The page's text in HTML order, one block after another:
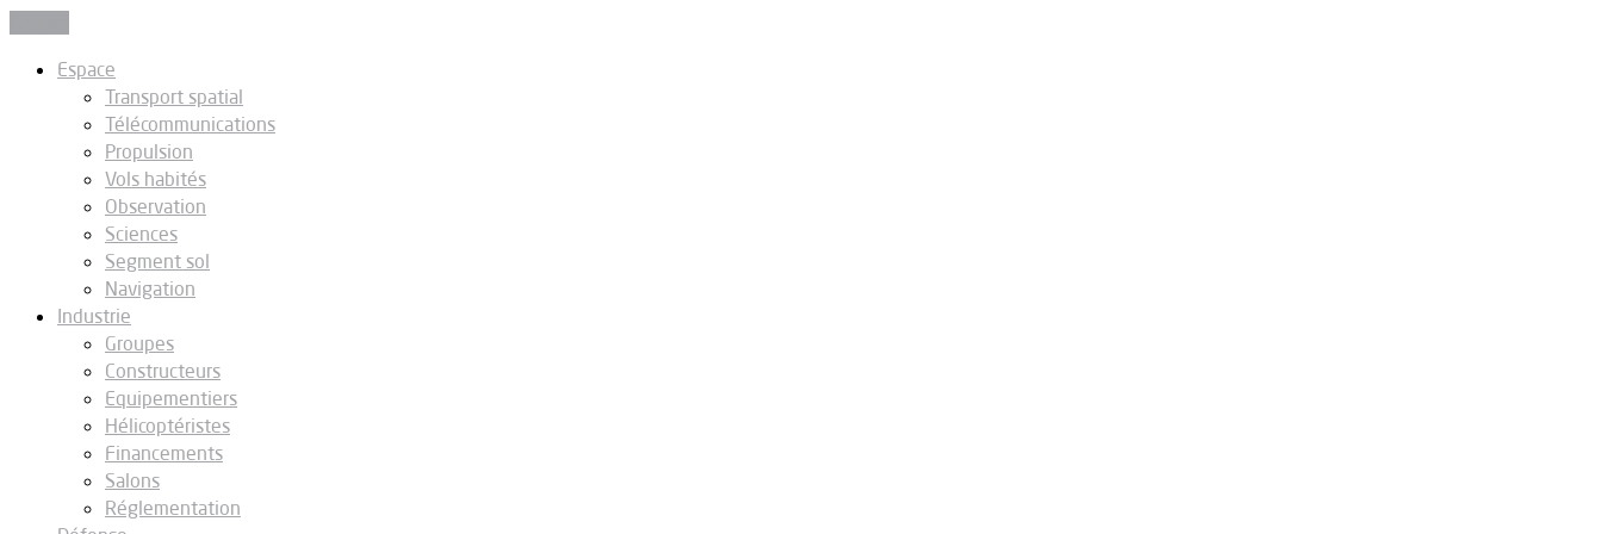
Espace
Transport spatial
Télécommunications
Propulsion
Vols habités
Observation
Sciences
Segment sol
Navigation
Industrie
Groupes
Constructeurs
Equipementiers
Hélicoptéristes
Financements
Salons
Réglementation